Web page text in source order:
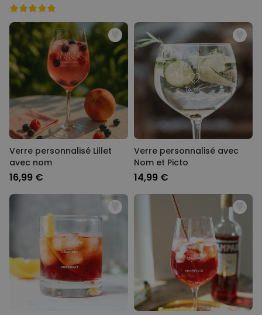
Verre personnalisé Lillet
avec nom
16,99 €
Verre personnalisé avec
Nom et Picto
14,99 €